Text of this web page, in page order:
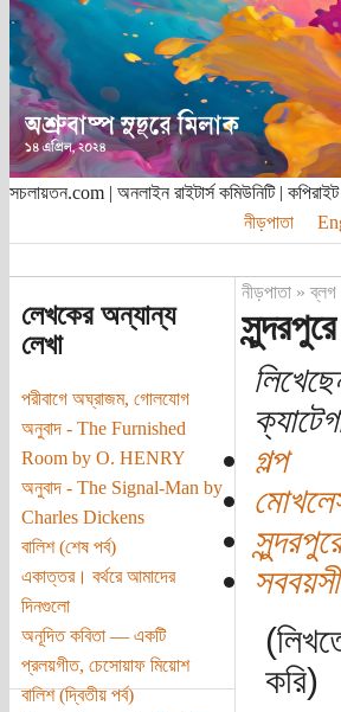
সচলায়তন.com | অনলাইন রাইটার্স কমিউনিটি |
নীড়পাতা
লেখকের অন্যান্য
লেখা
পরীবাগে অঘ্রাজম, গোলযোগ
অনুবাদ - The Furnished
Room by O. HENRY
অনুবাদ - The Signal-Man by
Charles Dickens
বালিশ (শেষ পর্ব)
একাত্তর। বর্থরে আমাদের
দিনগুলো
অনূদিত কবিতা — একটি
প্রলয়গীত, চেসোয়াফ মিয়োশ
বালিশ (দ্বিতীয় পর্ব)
নীড়পাতা»ব্লগ
গল্প
সববয়সী
করি)